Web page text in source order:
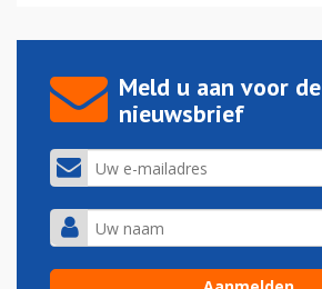
Meld u aan voor de
nieuwsbrief